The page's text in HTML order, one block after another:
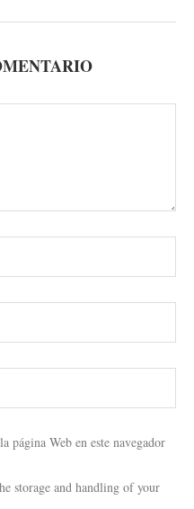
Web en este navegador
storage and handling of your